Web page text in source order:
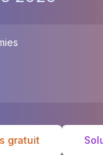
gratuit